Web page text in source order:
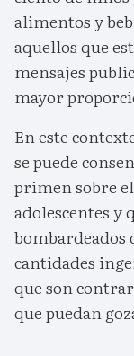
alimentos y
aquellos que
mensajes
mayor
En este
se puede
primen sobre
adolescentes y
bombardeados
cantidades
que son
que puedan